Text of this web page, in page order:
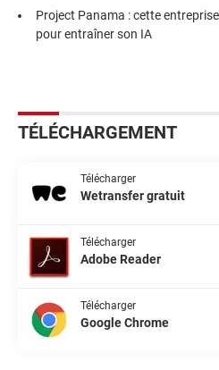
Project Panama : cette
pour entraîner son IA
TÉLÉCHARGEMENT
Télécharger
Wetransfer gratuit
Télécharger
Adobe Reader
Télécharger
Google Chrome